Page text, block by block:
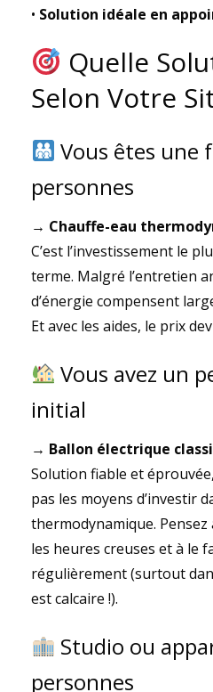
• Solution idéale en
Quelle
Selon Votre
Vous êtes une
personnes
→ Chauffe-eau
C’est l’investissement le
terme. Malgré l’entretien
d’énergie compensent
Et avec les aides, le prix
Vous avez un
initial
→ Ballon électrique
Solution fiable et
pas les moyens d’investir
thermodynamique.
les heures creuses et à le
régulièrement (surtout
est calcaire !).
Studio ou
personnes